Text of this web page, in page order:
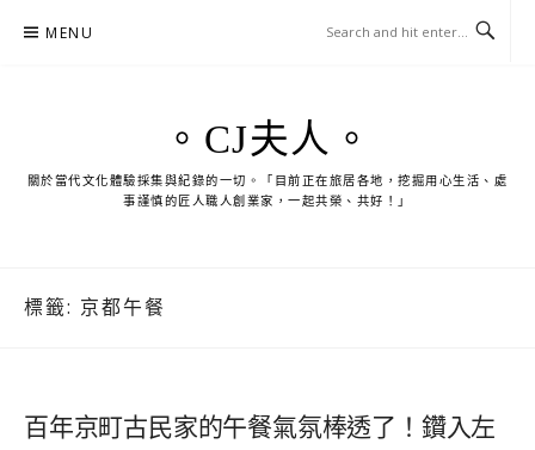
MENU
。CJ夫人。
關於當代文化體驗採集與紀錄的一切。「目前正在旅居各地，挖掘用心生活、處
事謹慎的匠人職人創業家，一起共榮、共好！」
標籤: 京都午餐
百年京町古民家的午餐氣氛棒透了！鑽入左